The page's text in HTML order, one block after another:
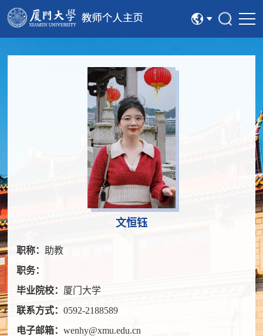
文恒钰
职称： 助教
职务：
毕业院校： 厦门大学
联系方式：0592-2188589
电子邮箱：wenhy@xmu.edu.cn